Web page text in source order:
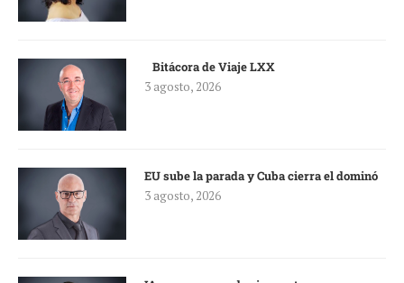
Bitácora de Viaje LXX
3 agosto, 2026
EU sube la parada y Cuba cierra el dominó
3 agosto, 2026